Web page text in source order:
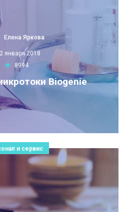
Елена Яркова
января 2018
8994
Biogenie
и сервис